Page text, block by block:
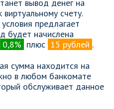
вывод денег на
виртуальному счету.
предлагает
будет начислена
0,8% плюс 15 рублей .
сумма находится на
в любом банкомате
обслуживает данное